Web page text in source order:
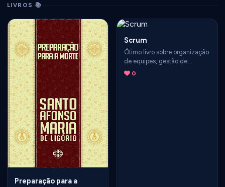
LIVROS 📚
Preparação para a
Scrum
Ótimo livro sobre organização
de equipes, gestão de
projetos etc. Também pode
0